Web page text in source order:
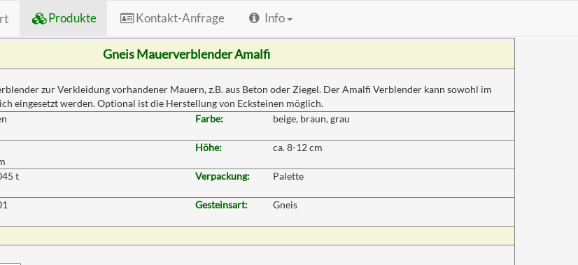
Produkte Kontakt-Anfrage Info
Gneis Mauerverblender Amalfi
zur Verkleidung vorhandener Mauern, z.B. aus Beton oder Ziegel. Der Amalfi Verblender kann sowohl im
eingesetzt werden. Optional ist die Herstellung von Ecksteinen möglich.
Farbe:
beige, braun, grau
Höhe:
ca. 8-12 cm
t Verpackung:
Palette
Gesteinsart:
Gneis